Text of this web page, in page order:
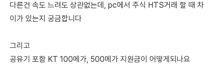
다른건 속도 느려도 상관없는데, pc에서 주식 HTS거래 할 때 차
이가 있는지 궁금합니다
그리고
공유기 포함 KT 100메가, 500메가 지원금이 어떻게되나요